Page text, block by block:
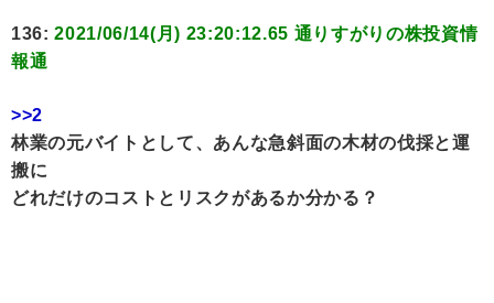
136:2021/06/14(月) 23:20:12.65 通りすがりの株投資情
報通
>>2
林業の元バイトとして、あんな急斜面の木材の伐採と運
搬に
どれだけのコストとリスクがあるか分かる？